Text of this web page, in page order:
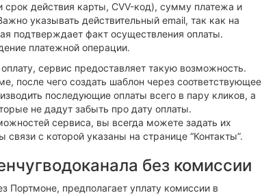
действия карты, CVV-код), сумму платежа и
указывать действительный email, так как на
подтверждает факт осуществления оплаты.
платежной операции.
сервис предоставляет такую возможность.
после чего создать шаблон через соответствующее
последующие оплаты всего в пару кликов, а
не дадут забыть про дату оплаты.
сервиса, вы всегда можете задать их
с которой указаны на странице “Контакты”.
без комиссии
Портмоне, предполагает уплату комиссии в